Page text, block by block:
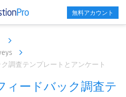
無料アカウント
調査テンプレートとアンケート
ィードバック調査テ